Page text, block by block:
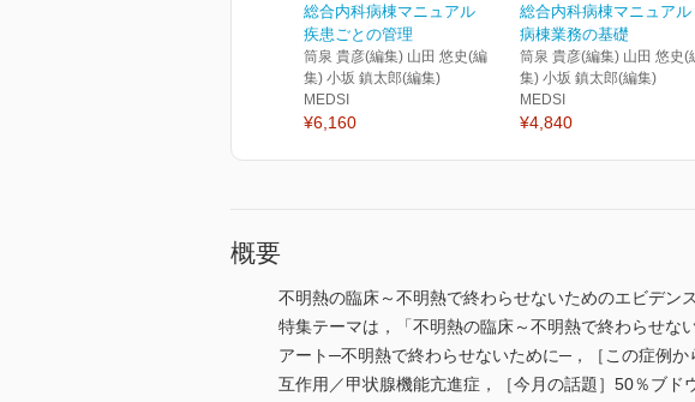
総合内科病棟マニュアル
疾患ごとの管理
筒泉 貴彦(編集) 山田 悠史(編
集) 小坂 鎮太郎(編集)
MEDSI
¥6,160
総合内科病棟マニュア
病棟業務の基礎
筒泉 貴彦(編集) 山田 悠史(
集) 小坂 鎮太郎(編集)
MEDSI
¥4,840
概要
不明熱の臨床～不明熱で終わらせないためのエビデン
特集テーマは，「不明熱の臨床～不明熱で終わらせな
アート─不明熱で終わらせないために─，［この症例
互作用／甲状腺機能亢進症，［今月の話題］50％ブ